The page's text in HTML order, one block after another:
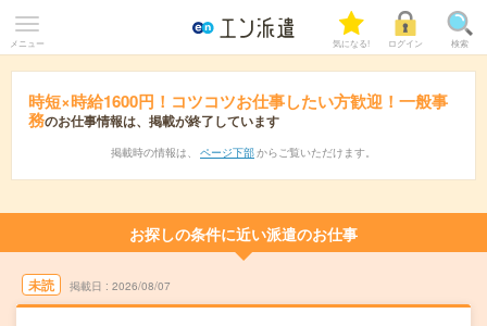
メニュー 気になる! ログイン 検索
時短×時給1600円！コツコツお仕事したい方歓迎！一般事
務のお仕事情報は、掲載が終了しています
掲載時の情報は、 ページ下部 からご覧いただけます。
お探しの条件に近い派遣のお仕事
未読 掲載日 2026/08/07